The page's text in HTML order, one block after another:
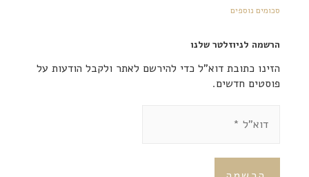
סכומים נוספים
הרשמה לניוזלטר שלנו
הזינו כתובת דוא"ל כדי להירשם לאתר ולקבל הודעות על
פוסטים חדשים.